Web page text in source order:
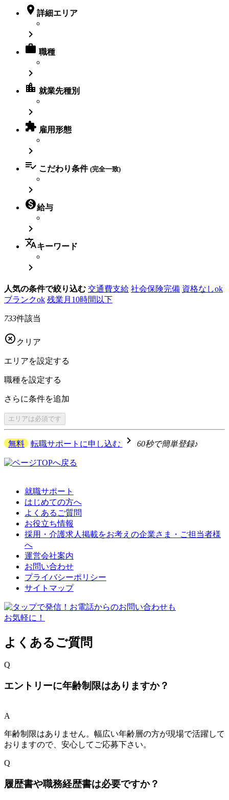
 詳細エリア

 職種

location_city 就業先種別

 雇用形態

 こだわり条件 (完全一致)

給与

translateキーワード

人気の条件で絞り込む 交通費支給 社会保険完備 資格なしok
ブランクok 残業月10時間以下
733件該当
 クリア
エリアを設定する
職種を設定する
さらに条件を追加
エリアは必須です
無料 転職サポートに申し込む navigate_next 60秒で簡単登録♪
就職サポート
はじめての方へ
よくあるご質問
お役立ち情報
採用・介護求人掲載をお考えの企業さま・ご担当者様
へ
運営会社案内
お問い合わせ
プライバシーポリシー
サイトマップ
よくあるご質問
Q
エントリーに年齢制限はありますか？
A
年齢制限はありません。幅広い年齢層の方が現場で活躍して
おりますので、安心してご応募下さい。
Q
履歴書や職務経歴書は必要ですか？